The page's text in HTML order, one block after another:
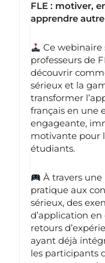
FLE : motiver,
apprendre
Ce webinaire
professeurs de
découvrir
sérieux et la
transformer
français en une
engageante,
motivante pour
étudiants.
À travers
pratique aux
sérieux, des
d’application en
retours
ayant déjà
les participants